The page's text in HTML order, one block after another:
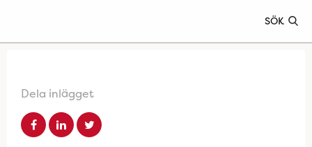
SÖK
Dela inlägget